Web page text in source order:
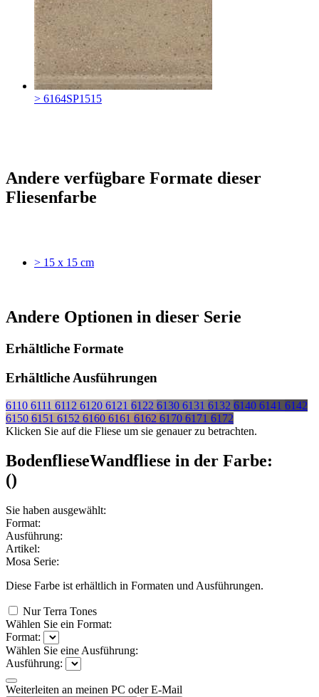
> 6164SP1515
Andere verfügbare Formate dieser
Fliesenfarbe
> 15 x 15 cm
Andere Optionen in dieser Serie
Erhältliche Formate
Erhältliche Ausführungen
6110 6111 6112 6120 6121 6122 6130 6131 6132 6140 6141 6142
6150 6151 6152 6160 6161 6162 6170 6171 6172
Klicken Sie auf die Fliese um sie genauer zu betrachten.
BodenflieseWandfliese in der Farbe:
()
Sie haben ausgewählt:
Format:
Ausführung:
Artikel:
Mosa Serie:
Diese Farbe ist erhältlich in Formaten und Ausführungen.
Nur Terra Tones
Wählen Sie ein Format:
Format:
Wählen Sie eine Ausführung:
Ausführung:
Weiterleiten an meinen PC oder E-Mail